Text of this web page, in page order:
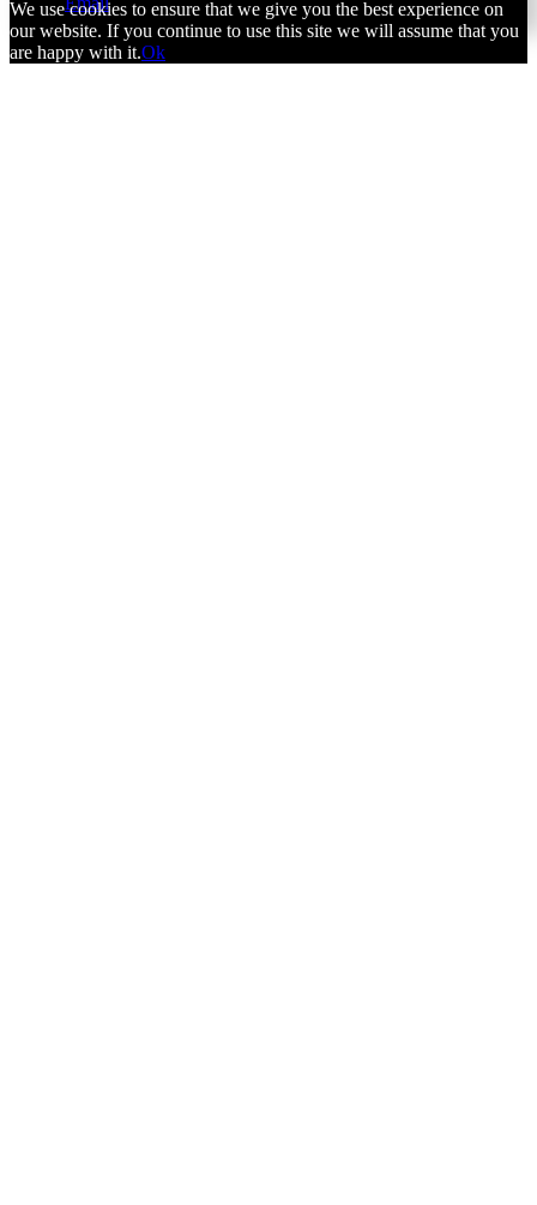
We use cookies to ensure that we give you the best experience on
our website. If you continue to use this site we will assume that you
are happy with it.Ok